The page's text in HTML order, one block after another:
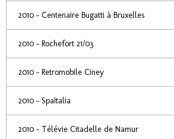
2010 - Centenaire Bugatti à Bruxelles
2010 - Rochefort 21/03
2010 - Retromobile Ciney
2010 - SpaItalia
2010 - Télévie Citadelle de Namur